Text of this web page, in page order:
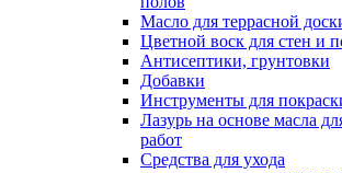
Масло для террасной
Цветной воск для стен и
Антисептики, грунтовки
Добавки
Инструменты для
Лазурь на основе масла
работ
Средства для ухода